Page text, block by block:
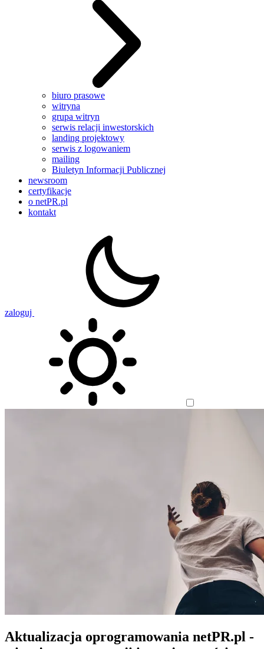
biuro prasowe
witryna
grupa witryn
serwis relacji inwestorskich
landing projektowy
serwis z logowaniem
mailing
Biuletyn Informacji Publicznej
newsroom
certyfikacje
o netPR.pl
kontakt
zaloguj
Aktualizacja oprogramowania netPR.pl -